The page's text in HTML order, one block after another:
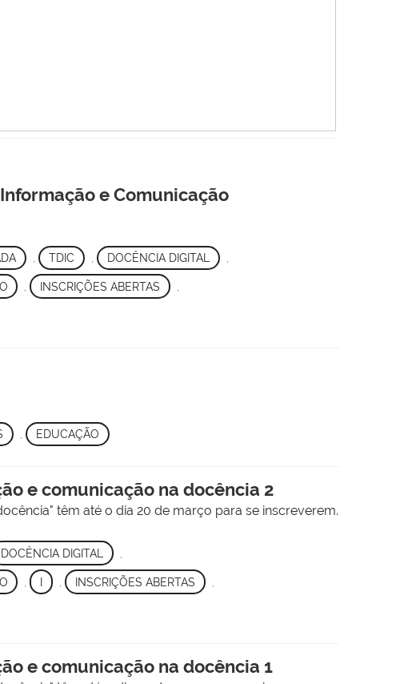
e Comunicação
, TDIC DOCÊNCIA DIGITAL
, INSCRIÇÕES ABERTAS
EDUCAÇÃO
e comunicação na docência 2
têm até o dia 20 de março para se inscreverem.
DOCÊNCIA DIGITAL
, I , INSCRIÇÕES ABERTAS
e comunicação na docência 1